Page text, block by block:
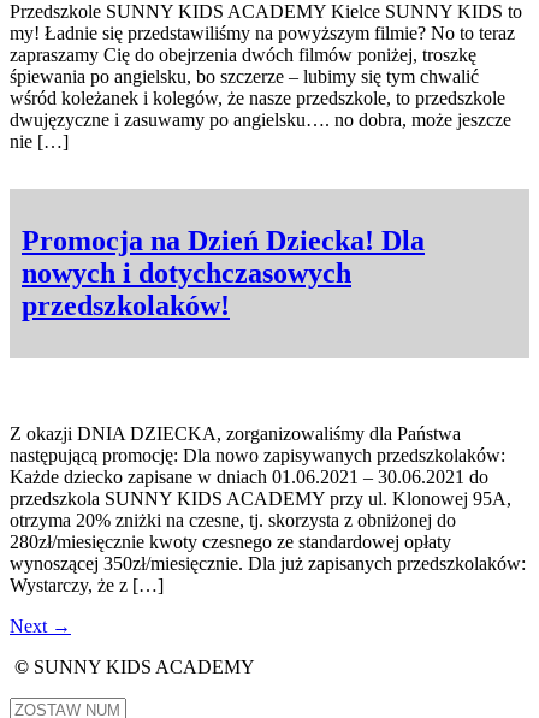
Przedszkole SUNNY KIDS ACADEMY Kielce SUNNY KIDS to
my! Ładnie się przedstawiliśmy na powyższym filmie? No to teraz
zapraszamy Cię do obejrzenia dwóch filmów poniżej, troszkę
śpiewania po angielsku, bo szczerze – lubimy się tym chwalić
wśród koleżanek i kolegów, że nasze przedszkole, to przedszkole
dwujęzyczne i zasuwamy po angielsku…. no dobra, może jeszcze
nie […]
Promocja na Dzień Dziecka! Dla
nowych i dotychczasowych
przedszkolaków!
Z okazji DNIA DZIECKA, zorganizowaliśmy dla Państwa
następującą promocję: Dla nowo zapisywanych przedszkolaków:
Każde dziecko zapisane w dniach 01.06.2021 – 30.06.2021 do
przedszkola SUNNY KIDS ACADEMY przy ul. Klonowej 95A,
otrzyma 20% zniżki na czesne, tj. skorzysta z obniżonej do
280zł/miesięcznie kwoty czesnego ze standardowej opłaty
wynoszącej 350zł/miesięcznie. Dla już zapisanych przedszkolaków:
Wystarczy, że z […]
Next →
© SUNNY KIDS ACADEMY